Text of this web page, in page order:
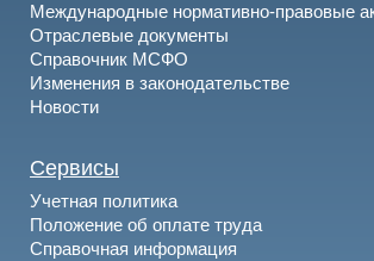
Международные нормативно-правовые
Отраслевые документы
Справочник МСФО
Изменения в законодательстве
Новости
Сервисы
Учетная политика
Положение об оплате труда
Справочная информация